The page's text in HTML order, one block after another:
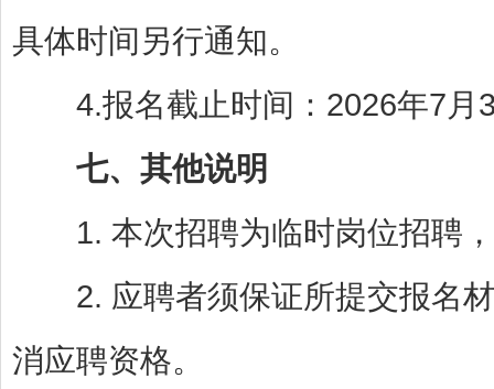
具体时间另行通知。
4.报名截止时间：2026年7月
七、其他说明
1. 本次招聘为临时岗位招聘，
2. 应聘者须保证所提交报名材
消应聘资格。